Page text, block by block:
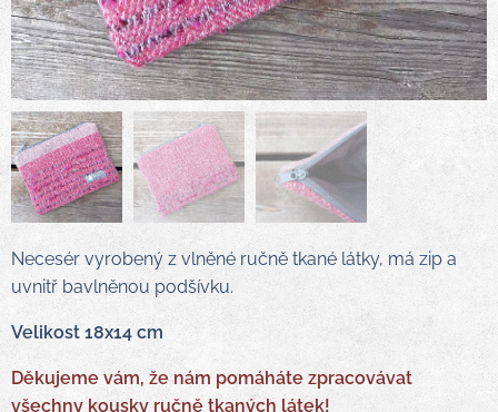
Necesér vyrobený z vlněné ručně tkané látky, má zip a
uvnitř bavlněnou podšívku.
Velikost 18x14 cm
Děkujeme vám, že nám pomáháte zpracovávat
všechny kousky ručně tkaných látek!